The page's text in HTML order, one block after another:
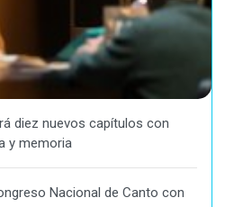
diez nuevos capítulos con
y memoria
Nacional de Canto con